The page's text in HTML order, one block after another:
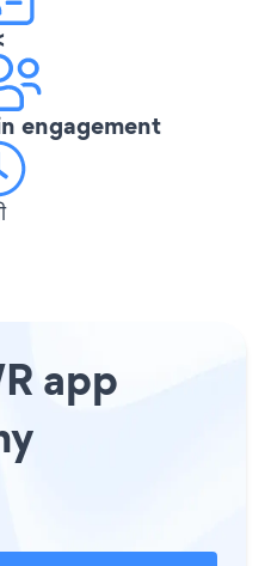
engagement
app